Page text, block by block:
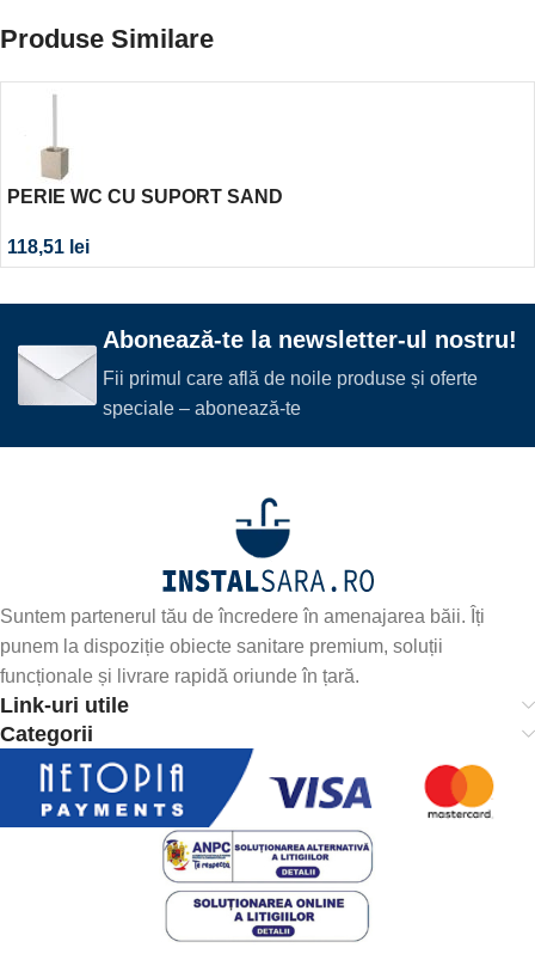
Produse Similare
PERIE WC CU SUPORT SAND
118,51 lei
Abonează-te la newsletter-ul nostru!
Fii primul care află de noile produse și oferte
speciale – abonează-te
Suntem partenerul tău de încredere în amenajarea băii. Îți
punem la dispoziție obiecte sanitare premium, soluții
funcționale și livrare rapidă oriunde în țară.
Link-uri utile
Categorii